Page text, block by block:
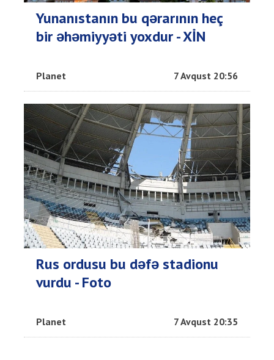
Yunanıstanın bu qərarının heç
bir əhəmiyyəti yoxdur - XİN
Planet 7 Avqust 20:56
Rus ordusu bu dəfə stadionu
vurdu - Foto
Planet 7 Avqust 20:35